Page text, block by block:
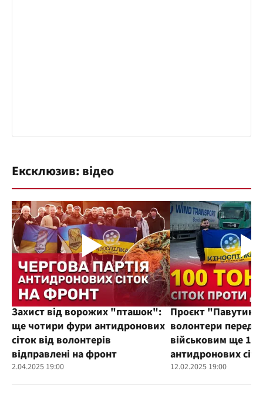
Ексклюзив: відео
Захист від ворожих "пташок":
ще чотири фури антидронових
сіток від волонтерів
відправлені на фронт
2.04.2025 19:00
Проєкт
волонтери
військовим ще
антидронових
12.02.2025 19:00